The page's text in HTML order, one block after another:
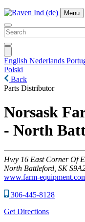
Menu
English Nederlands
Polski
Back
Parts Distributor
Norsask
- North
Hwy 16 East Corner Of
North Battleford, SK
www.farm-
306-445-8128
Get Directions